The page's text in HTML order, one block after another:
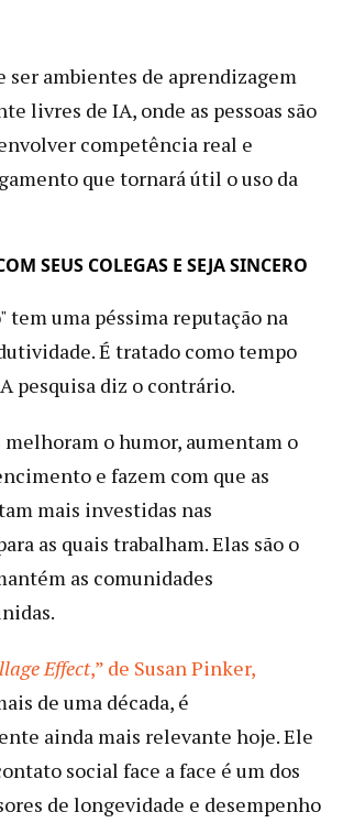
ser ambientes de aprendizagem
livres de IA, onde as pessoas são
competência real e
que tornará útil o uso da
SEUS COLEGAS E SEJA SINCERO
tem uma péssima reputação na
É tratado como tempo
pesquisa diz o contrário.
melhoram o humor, aumentam o
e fazem com que as
mais investidas nas
as quais trabalham. Elas são o
as comunidades
Effect,” de Susan Pinker,
de uma década, é
ainda mais relevante hoje. Ele
social face a face é um dos
de longevidade e desempenho